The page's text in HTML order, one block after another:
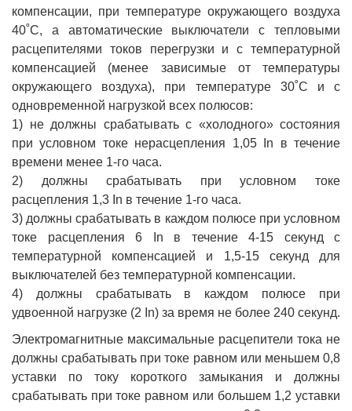
компенсации, при температуре окружающего воздуха
40˚С, а автоматические выключатели с тепловыми
расцепителями токов перегрузки и с температурной
компенсацией (менее зависимые от температуры
окружающего воздуха), при температуре 30˚С и с
одновременной нагрузкой всех полюсов:
1) не должны срабатывать с «холодного» состояния
при условном токе нерасцепления 1,05 In в течение
времени менее 1-го часа.
2) должны срабатывать при условном токе
расцепления 1,3 In в течение 1-го часа.
3) должны срабатывать в каждом полюсе при условном
токе расцепления 6 In в течение 4-15 секунд с
температурной компенсацией и 1,5-15 секунд для
выключателей без температурной компенсации.
4) должны срабатывать в каждом полюсе при
удвоенной нагрузке (2 In) за время не более 240 секунд.
Электромагнитные максимальные расцепители тока не
должны срабатывать при токе равном или меньшем 0,8
уставки по току короткого замыкания и должны
срабатывать при токе равном или большем 1,2 уставки